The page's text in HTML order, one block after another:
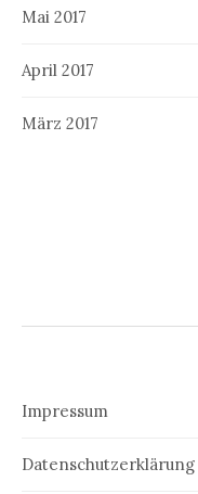
Mai 2017
April 2017
März 2017
Impressum
Datenschutzerklärung